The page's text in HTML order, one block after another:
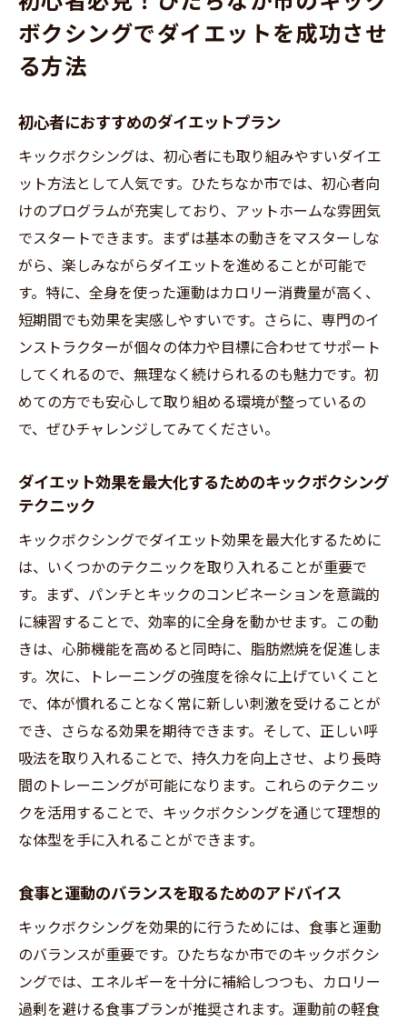
ボクシングでダイエットを成功させ
る方法
初心者におすすめのダイエットプラン
キックボクシングは、初心者にも取り組みやすいダイエ
ット方法として人気です。ひたちなか市では、初心者向
けのプログラムが充実しており、アットホームな雰囲気
でスタートできます。まずは基本の動きをマスターしな
がら、楽しみながらダイエットを進めることが可能で
す。特に、全身を使った運動はカロリー消費量が高く、
短期間でも効果を実感しやすいです。さらに、専門のイ
ンストラクターが個々の体力や目標に合わせてサポート
してくれるので、無理なく続けられるのも魅力です。初
めての方でも安心して取り組める環境が整っているの
で、ぜひチャレンジしてみてください。
ダイエット効果を最大化するためのキックボクシング
テクニック
キックボクシングでダイエット効果を最大化するために
は、いくつかのテクニックを取り入れることが重要で
す。まず、パンチとキックのコンビネーションを意識的
に練習することで、効率的に全身を動かせます。この動
きは、心肺機能を高めると同時に、脂肪燃焼を促進しま
す。次に、トレーニングの強度を徐々に上げていくこと
で、体が慣れることなく常に新しい刺激を受けることが
でき、さらなる効果を期待できます。そして、正しい呼
吸法を取り入れることで、持久力を向上させ、より長時
間のトレーニングが可能になります。これらのテクニッ
クを活用することで、キックボクシングを通じて理想的
な体型を手に入れることができます。
食事と運動のバランスを取るためのアドバイス
キックボクシングを効果的に行うためには、食事と運動
のバランスが重要です。ひたちなか市でのキックボクシ
ングでは、エネルギーを十分に補給しつつも、カロリー
過剰を避ける食事プランが推奨されます。運動前の軽食